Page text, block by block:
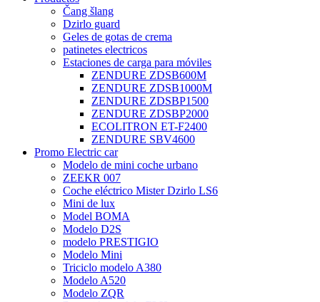
Čang šlang
Dzirlo guard
Geles de gotas de crema
patinetes electricos
Estaciones de carga para móviles
ZENDURE ZDSB600M
ZENDURE ZDSB1000M
ZENDURE ZDSBP1500
ZENDURE ZDSBP2000
ECOLITRON ET-F2400
ZENDURE SBV4600
Promo Electric car
Modelo de mini coche urbano
ZEEKR 007
Coche eléctrico Mister Dzirlo LS6
Mini de lux
Model BOMA
Modelo D2S
modelo PRESTIGIO
Modelo Mini
Triciclo modelo A380
Modelo A520
Modelo ZQR